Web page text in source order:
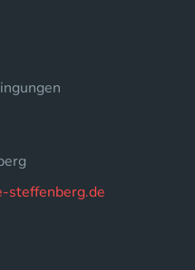
steffenberg.de